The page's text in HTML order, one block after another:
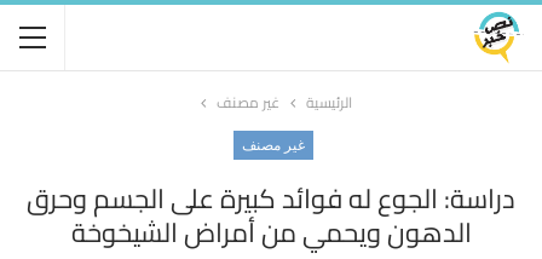
الرئيسية غير مصنف
غير مصنف
دراسة: الجوع له فوائد كبيرة على الجسم وحرق
الدهون ويحمي من أمراض الشيخوخة